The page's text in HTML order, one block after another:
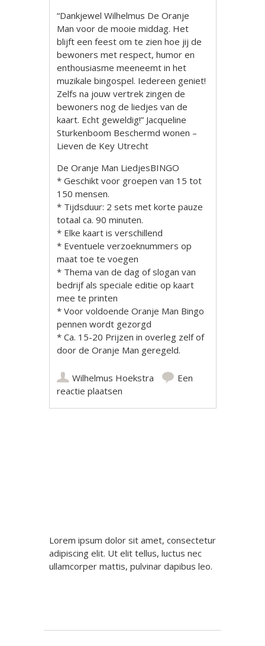
“Dankjewel Wilhelmus De Oranje
Man voor de mooie middag. Het
blijft een feest om te zien hoe jij de
bewoners met respect, humor en
enthousiasme meeneemt in het
muzikale bingospel. Iedereen geniet!
Zelfs na jouw vertrek zingen de
bewoners nog de liedjes van de
kaart. Echt geweldig!” Jacqueline
Sturkenboom Beschermd wonen –
Lieven de Key Utrecht
De Oranje Man LiedjesBINGO
* Geschikt voor groepen van 15 tot
150 mensen.
* Tijdsduur: 2 sets met korte pauze
totaal ca. 90 minuten.
* Elke kaart is verschillend
* Eventuele verzoeknummers op
maat toe te voegen
* Thema van de dag of slogan van
bedrijf als speciale editie op kaart
mee te printen
* Voor voldoende Oranje Man Bingo
pennen wordt gezorgd
* Ca. 15-20 Prijzen in overleg zelf of
door de Oranje Man geregeld.
Wilhelmus Hoekstra
Een
reactie plaatsen
Lorem ipsum dolor sit amet, consectetur
adipiscing elit. Ut elit tellus, luctus nec
ullamcorper mattis, pulvinar dapibus leo.